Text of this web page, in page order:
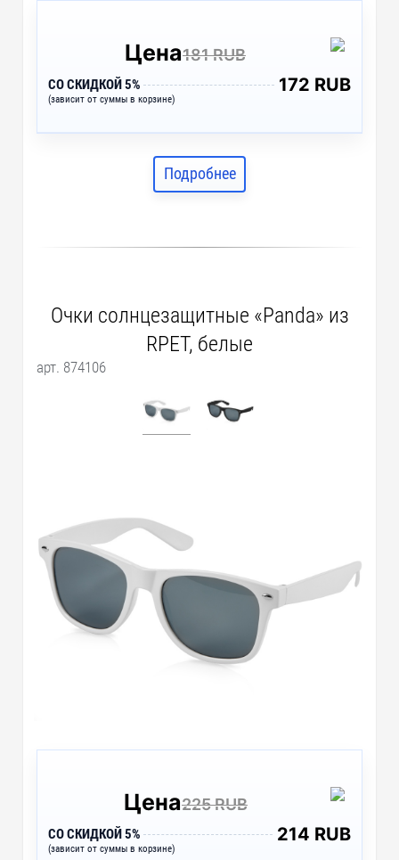
Цена181 RUB
СО СКИДКОЙ 5%
(зависит от суммы в корзине)
172 RUB
Подробнее
Очки солнцезащитные «Panda» из
RPET, белые
арт. 874106
Цена225 RUB
СО СКИДКОЙ 5%
(зависит от суммы в корзине)
214 RUB